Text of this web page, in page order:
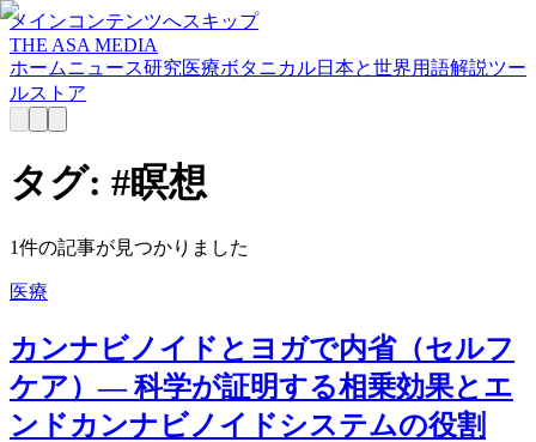
メインコンテンツへスキップ
THE ASA MEDIA
ホームニュース研究医療ボタニカル日本と世界用語解説ツー
ルストア
タグ: #瞑想
1件の記事が見つかりました
医療
カンナビノイドとヨガで内省（セルフ
ケア）— 科学が証明する相乗効果とエ
ンドカンナビノイドシステムの役割